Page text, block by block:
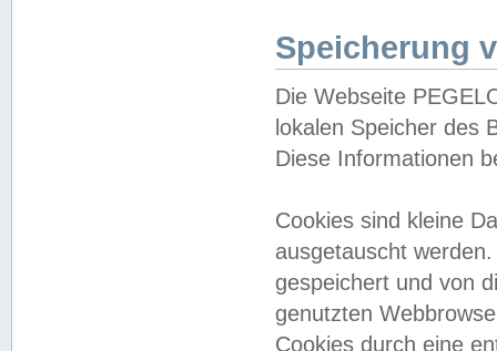
Speicherung
Die Webseite
lokalen Speicher des
Diese Informationen
Cookies sind kleine
ausgetauscht
gespeichert und von
genutzten
Cookies durch eine